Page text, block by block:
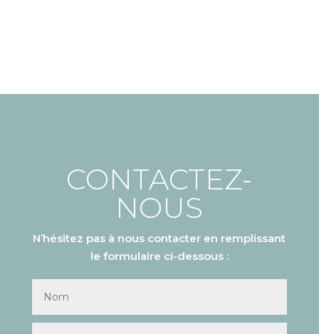
CONTACTEZ-
NOUS
N’hésitez pas à nous contacter en remplissant
le formulaire ci-dessous :